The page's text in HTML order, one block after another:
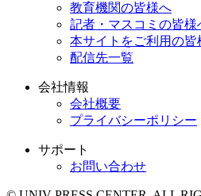
教育機関の皆様へ
記者・マスコミの皆様
本サイトをご利用の皆
配信先一覧
会社情報
会社概要
プライバシーポリシー
サポート
お問い合わせ